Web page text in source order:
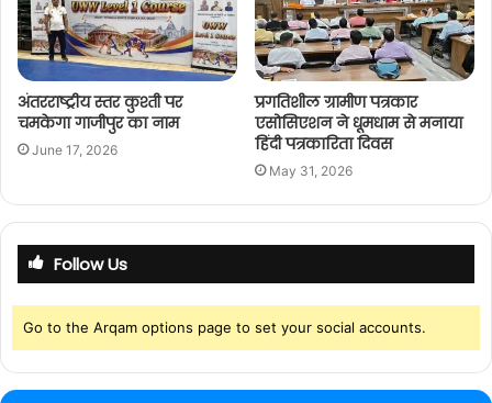
अंतरराष्ट्रीय स्तर कुश्ती पर
चमकेगा गाजीपुर का नाम
June 17, 2026
प्रगतिशील ग्रामीण पत्रकार
एसोसिएशन ने धूमधाम से मनाया
हिंदी पत्रकारिता दिवस
May 31, 2026
Follow Us
Go to the Arqam options page to set your social accounts.